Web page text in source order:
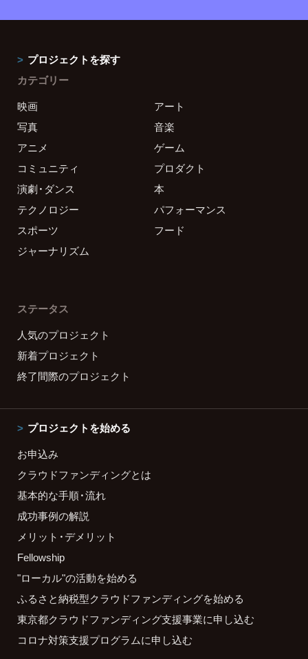
プロジェクトを探す
カテゴリー
映画
アート
写真
音楽
アニメ
ゲーム
コミュニティ
プロダクト
演劇・ダンス
本
テクノロジー
パフォーマンス
スポーツ
フード
ジャーナリズム
ステータス
人気のプロジェクト
新着プロジェクト
終了間際のプロジェクト
プロジェクトを始める
お申込み
クラウドファンディングとは
基本的な手順・流れ
成功事例の解説
メリット・デメリット
Fellowship
"ローカル"の活動を始める
ふるさと納税型クラウドファンディングを始める
東京都クラウドファンディング支援事業に申し込む
コロナ対策支援プログラムに申し込む